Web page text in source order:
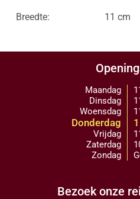
Breedte: 11 cm
Maandag
Dinsdag
Woensdag
Donderdag
Vrijdag
Zaterdag
Zondag
Bezoek onze